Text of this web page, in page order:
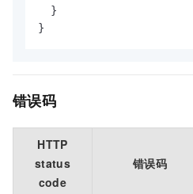
}
}
错误码
HTTP
status
code
错误码